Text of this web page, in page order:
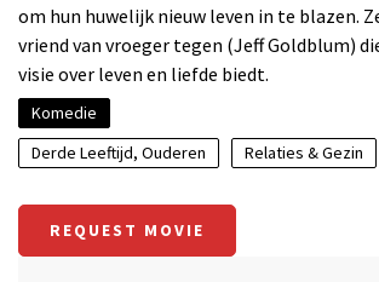
om hun huwelijk nieuw leven in te blazen.
vriend van vroeger tegen (Jeff Goldblum)
visie over leven en liefde biedt.
Komedie
Derde Leeftijd, Ouderen
Relaties & Gezin
REQUEST MOVIE